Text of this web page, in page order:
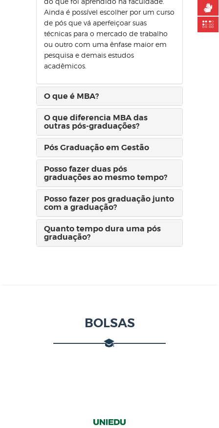
Ainda é possível escolher por um curso
de pós que vá aperfeiçoar suas
técnicas para o mercado de trabalho
ou outro com uma ênfase maior em
pesquisa e demais estudos
acadêmicos.
O que é MBA?
O que diferencia MBA das
outras pós-graduações?
Pós Graduação em Gestão
Posso fazer duas pós
graduações ao mesmo tempo?
Posso fazer pos graduação junto
com a graduação?
Quanto tempo dura uma pós
graduação?
BOLSAS